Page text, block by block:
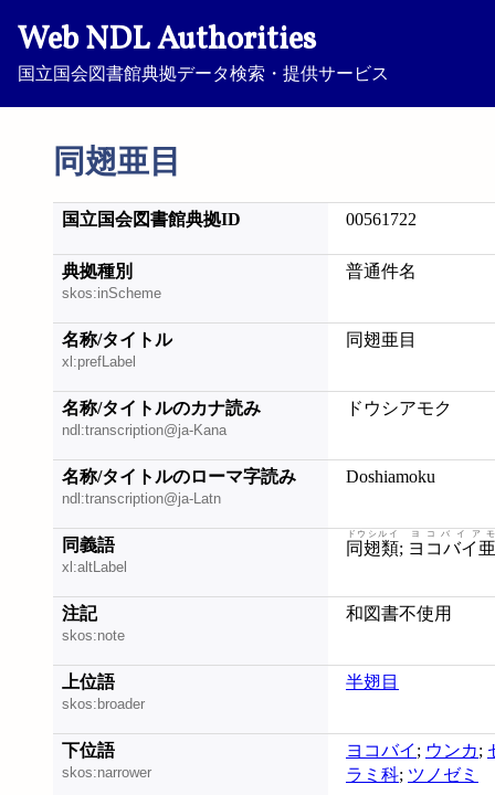
Web NDL Authorities
国立国会図書館典拠データ検索・提供サービス
同翅亜目
国立国会図書館典拠ID 00561722
典拠種別
skos:inScheme
普通件名
名称/タイトル
xl:prefLabel
同翅亜目
名称/タイトルのカナ読み
ndl:transcription@ja-Kana
ドウシアモク
名称/タイトルのローマ字読み
ndl:transcription@ja-Latn
Doshiamoku
同義語
xl:altLabel
同翅類
ドウシルイ
; ヨコバイ
ヨコバイア
注記
skos:note
和図書不使用
上位語
skos:broader
半翅目
下位語
skos:narrower
ヨコバイ ; ウンカ;
ラミ科; ツノゼミ